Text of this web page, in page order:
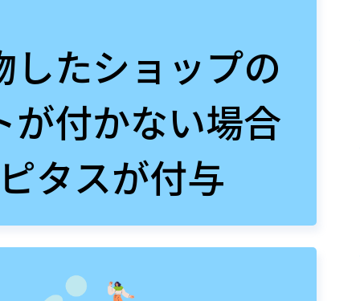
したショップの
が付かない場合
タスが付与